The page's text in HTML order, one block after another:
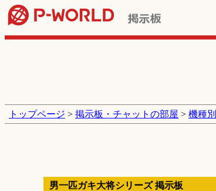
トップページ > 掲示板・チャットの部屋 > 機種
男一匹ガキ大将シリーズ 掲示板